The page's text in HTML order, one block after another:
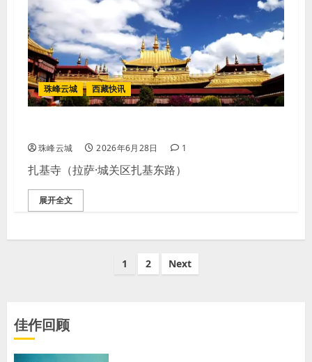
珠峰云城 西藏快讯
珠峰云城 2026年6月28日 1
扎基寺（拉萨·城关区扎基东路）
展开全文
页
1 2 Next
佳作回顾